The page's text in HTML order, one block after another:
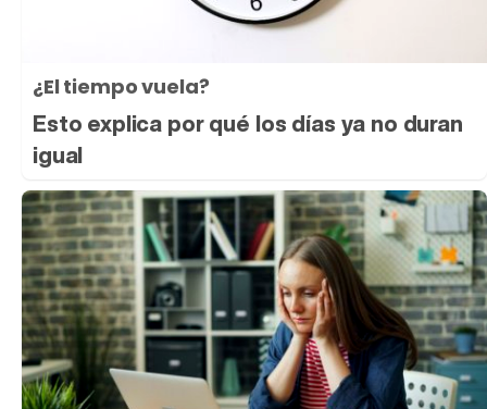
¿El tiempo vuela?
Esto explica por qué los días ya no duran
igual